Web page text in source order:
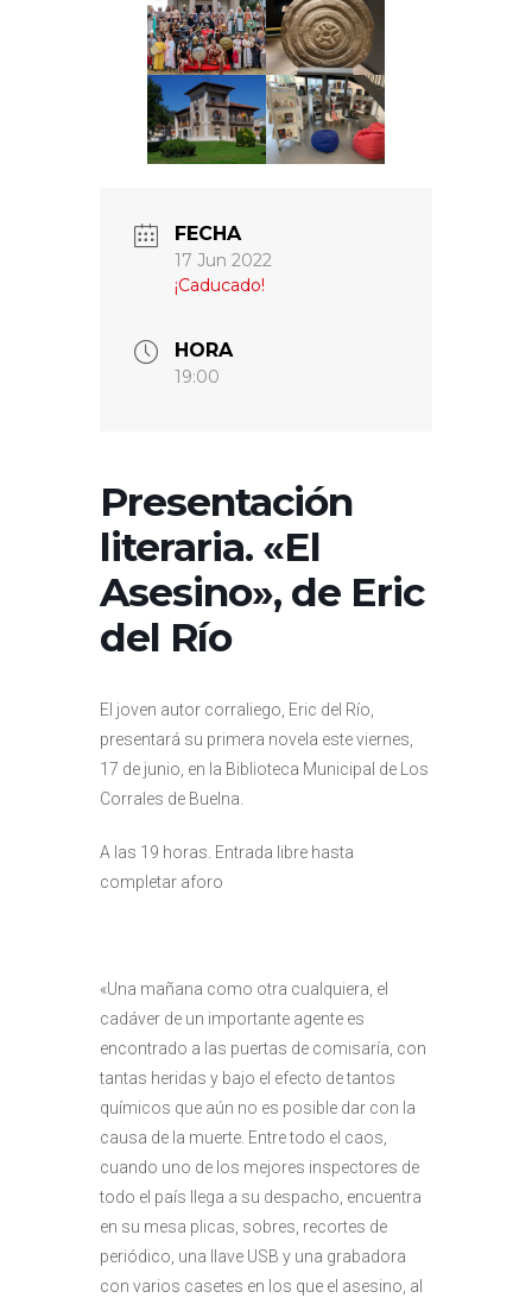
FECHA
17 Jun 2022
¡Caducado!
HORA
19:00
Presentación
literaria. «El
Asesino», de Eric
del Río
El joven autor corraliego, Eric del Río,
presentará su primera novela este viernes,
17 de junio, en la Biblioteca Municipal de Los
Corrales de Buelna.
A las 19 horas. Entrada libre hasta
completar aforo
«Una mañana como otra cualquiera, el
cadáver de un importante agente es
encontrado a las puertas de comisaría, con
tantas heridas y bajo el efecto de tantos
químicos que aún no es posible dar con la
causa de la muerte. Entre todo el caos,
cuando uno de los mejores inspectores de
todo el país llega a su despacho, encuentra
en su mesa plicas, sobres, recortes de
periódico, una llave USB y una grabadora
con varios casetes en los que el asesino, al